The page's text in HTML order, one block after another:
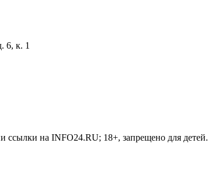
6, к. 1
ссылки на INFO24.RU; 18+, запрещено для детей.